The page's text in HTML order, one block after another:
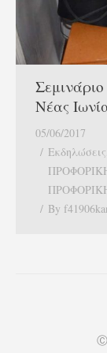
Νέας
05/06/2017
Εκδηλώσεις
By
Ⓒ